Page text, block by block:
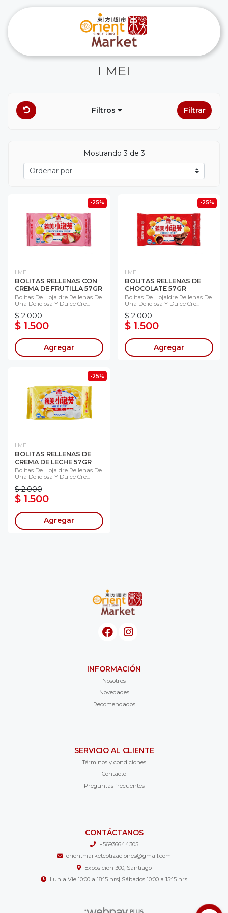
I MEI
Filtros Filtrar
Mostrando 3 de 3
-25%
I MEI
BOLITAS RELLENAS CON
CREMA DE FRUTILLA 57GR
Bolitas De Hojaldre Rellenas De
Una Deliciosa Y Dulce Cre...
$ 2.000
$ 1.500
Agregar
-25%
I MEI
BOLITAS RELLENAS DE
CHOCOLATE 57GR
Bolitas De Hojaldre Rellenas De
Una Deliciosa Y Dulce Cre...
$ 2.000
$ 1.500
Agregar
-25%
I MEI
BOLITAS RELLENAS DE
CREMA DE LECHE 57GR
Bolitas De Hojaldre Rellenas De
Una Deliciosa Y Dulce Cre...
$ 2.000
$ 1.500
Agregar
INFORMACIÓN
Nosotros
Novedades
Recomendados
SERVICIO AL CLIENTE
Términos y condiciones
Contacto
Preguntas frecuentes
CONTÁCTANOS
+56936644305
orientmarketcotizaciones@gmail.com
Exposicion 300, Santiago
Lun a Vie 10:00 a 18:15 hrs| Sábados 10:00 a 15:15 hrs